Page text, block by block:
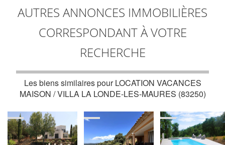
AUTRES ANNONCES IMMOBILIÈRES
CORRESPONDANT À VOTRE
RECHERCHE
Les biens similaires pourLOCATION VACANCES
MAISON / VILLA LA LONDE-LES-MAURES (83250)